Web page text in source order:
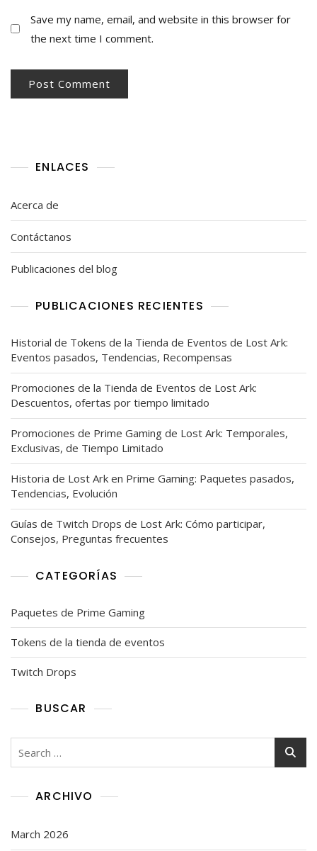
Save my name, email, and website in this browser for
the next time I comment.
ENLACES
Acerca de
Contáctanos
Publicaciones del blog
PUBLICACIONES RECIENTES
Historial de Tokens de la Tienda de Eventos de Lost Ark:
Eventos pasados, Tendencias, Recompensas
Promociones de la Tienda de Eventos de Lost Ark:
Descuentos, ofertas por tiempo limitado
Promociones de Prime Gaming de Lost Ark: Temporales,
Exclusivas, de Tiempo Limitado
Historia de Lost Ark en Prime Gaming: Paquetes pasados,
Tendencias, Evolución
Guías de Twitch Drops de Lost Ark: Cómo participar,
Consejos, Preguntas frecuentes
CATEGORÍAS
Paquetes de Prime Gaming
Tokens de la tienda de eventos
Twitch Drops
BUSCAR
ARCHIVO
March 2026